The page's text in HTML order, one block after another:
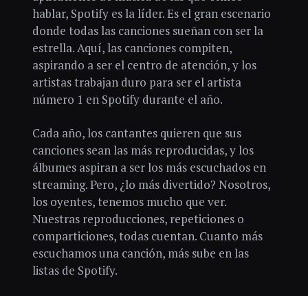
hablar, Spotify es la líder. Es el gran escenario
donde todas las canciones sueñan con ser la
estrella. Aquí, las canciones compiten,
aspirando a ser el centro de atención, y los
artistas trabajan duro para ser el artista
número 1 en Spotify durante el año.
Cada año, los cantantes quieren que sus
canciones sean las más reproducidas, y los
álbumes aspiran a ser los más escuchados en
streaming. Pero, ¿lo más divertido? Nosotros,
los oyentes, tenemos mucho que ver.
Nuestras reproducciones, repeticiones o
comparticiones, todas cuentan. Cuanto más
escuchamos una canción, más sube en las
listas de Spotify.